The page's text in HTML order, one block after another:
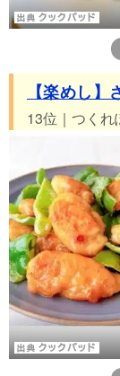
【楽めし
13位｜つくれ